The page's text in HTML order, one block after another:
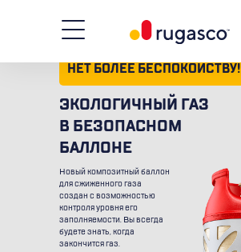
НЕТ БОЛЕЕ БЕСПОКОЙСТВУ!
ЭКОЛОГИЧНЫЙ ГАЗ
В БЕЗОПАСНОМ
БАЛЛОНЕ
Новый композитный баллон
для сжиженного газа
создан с возможностью
контроля уровня его
заполняемости. Вы всегда
будете знать, когда
закончится газ.